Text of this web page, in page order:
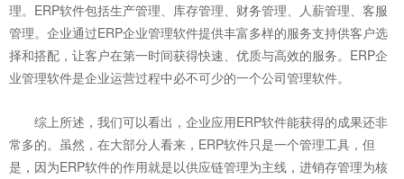
理。ERP软件包括生产管理、库存管理、财务管理、人薪管理、客服
管理。企业通过ERP企业管理软件提供丰富多样的服务支持供客户选
择和搭配，让客户在第一时间获得快速、优质与高效的服务。ERP企
业管理软件是企业运营过程中必不可少的一个公司管理软件。
综上所述，我们可以看出，企业应用ERP软件能获得的成果还非
常多的。虽然，在大部分人看来，ERP软件只是一个管理工具，但
是，因为ERP软件的作用就是以供应链管理为主线，进销存管理为核